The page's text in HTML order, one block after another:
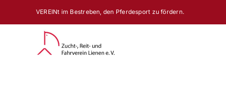
VEREINt im Bestreben, den Pferdesport zu fördern.